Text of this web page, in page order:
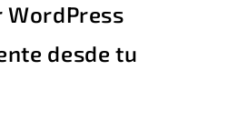
WordPress
desde tu